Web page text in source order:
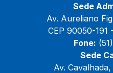
Sede
Av. Aureliano
CEP 90050-
Fone:
Sede
Av.